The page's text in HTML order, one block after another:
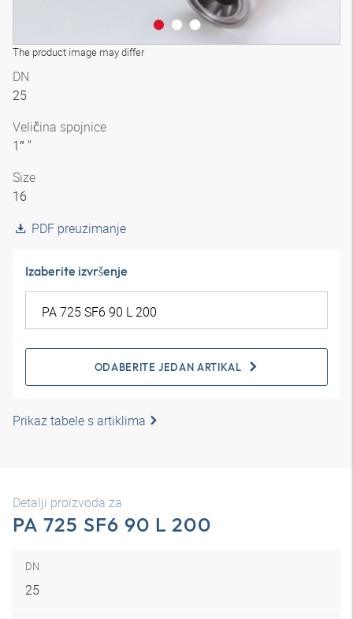
The product image may differ
DN
25
Veličina spojnice
1″ "
Size
16
PDF preuzimanje
Izaberite izvršenje
ODABERITE JEDAN ARTIKAL
Prikaz tabele s artiklima
Detalji proizvoda za
PA 725 SF6 90 L 200
DN
25